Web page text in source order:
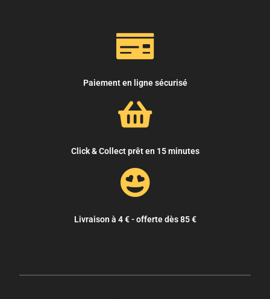
Paiement en ligne sécurisé
Click & Collect prêt en 15 minutes
Livraison à 4 € - offerte dès 85 €